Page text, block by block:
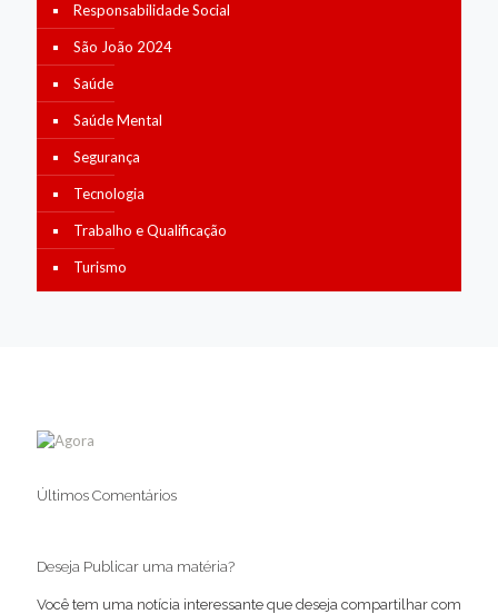
Responsabilidade Social
São João 2024
Saúde
Saúde Mental
Segurança
Tecnologia
Trabalho e Qualificação
Turismo
Últimos Comentários
Deseja Publicar uma matéria?
Você tem uma notícia interessante que deseja compartilhar com